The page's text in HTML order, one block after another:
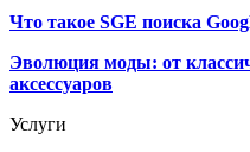
Что такое SGE поиска
Эволюция моды: от
аксессуаров
Услуги